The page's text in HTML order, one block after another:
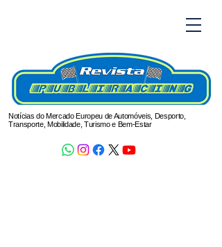
Notícias do Mercado Europeu de Automóveis, Desporto,
Transporte, Mobilidade, Turismo e Bem-Estar